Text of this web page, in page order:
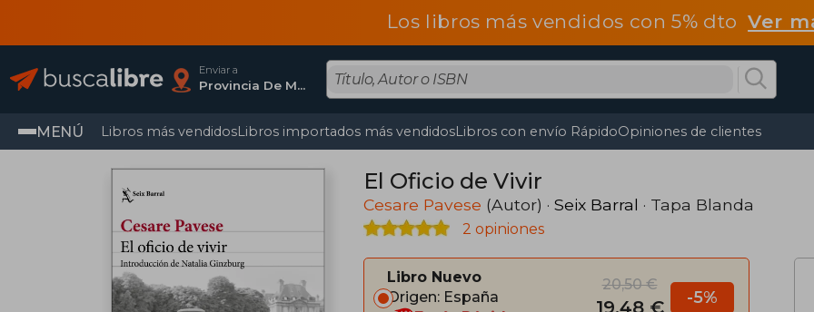
Los libros más vendidos con 5% dtoVer
Enviar a
Provincia De Madrid
MENÚ Libros más vendidosLibros importados más vendidosLibros con envío RápidoOpiniones de clientes
El Oficio de Vivir
Cesare Pavese (Autor) · Seix Barral · Tapa Blanda
2 opiniones
Libro Nuevo
Origen: España
20,50 €
19,48 € -5%